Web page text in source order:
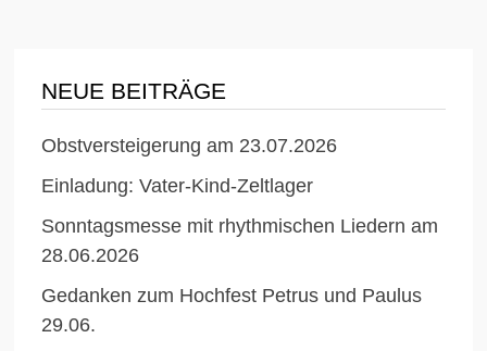
NEUE BEITRÄGE
Obstversteigerung am 23.07.2026
Einladung: Vater-Kind-Zeltlager
Sonntagsmesse mit rhythmischen Liedern am
28.06.2026
Gedanken zum Hochfest Petrus und Paulus
29.06.